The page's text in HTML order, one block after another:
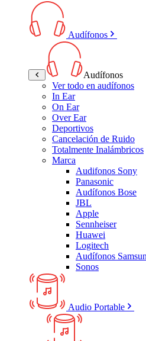
Audífonos
Audífonos
Ver todo en audífonos
In Ear
On Ear
Over Ear
Deportivos
Cancelación de Ruido
Totalmente Inalámbricos
Marca
Audifonos Sony
Panasonic
Audífonos Bose
JBL
Apple
Sennheiser
Huawei
Logitech
Audífonos
Sonos
Audio Portable